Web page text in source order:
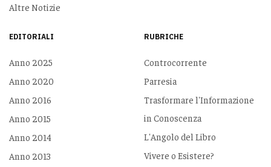
Altre Notizie
EDITORIALI
Anno 2025
Anno 2020
Anno 2016
Anno 2015
Anno 2014
Anno 2013
RUBRICHE
Controcorrente
Parresia
Trasformare l'Informazione
in Conoscenza
L'Angolo del Libro
Vivere o Esistere?